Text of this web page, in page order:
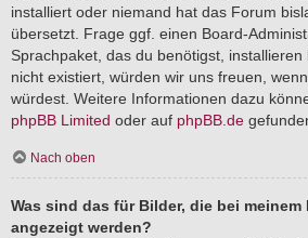
installiert oder niemand hat das Forum
übersetzt. Frage ggf. einen Board-
Sprachpaket, das du benötigst,
nicht existiert, würden wir uns freuen,
würdest. Weitere Informationen dazu
phpBB Limited oder auf phpBB.de
Nach oben
Was sind das für Bilder, die bei meinem
angezeigt werden?